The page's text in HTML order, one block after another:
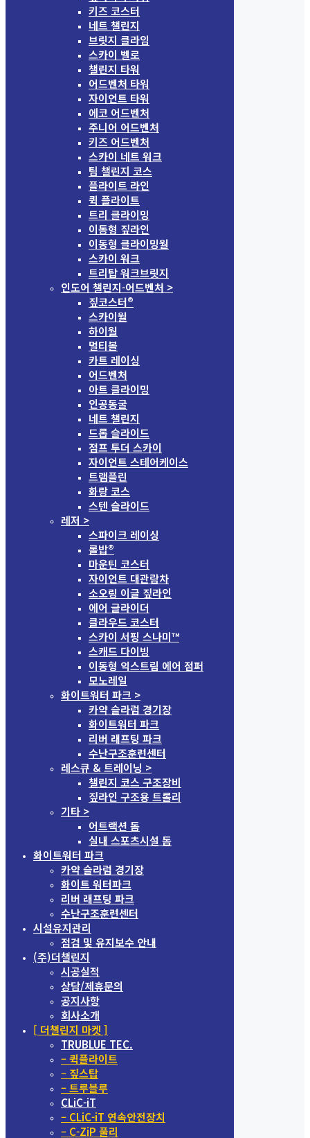
키즈 코스터
네트 챌린지
브릿지 클라임
스카이 벨로
챌린지 타워
어드벤처 타워
자이언트 타워
에코 어드벤처
주니어 어드벤처
키즈 어드벤처
스카이 네트 워크
팀 챌린지 코스
플라이트 라인
퀵 플라이트
트리 클라이밍
이동형 짚라인
이동형 클라이밍월
스카이 워크
트리탑 워크브릿지
인도어 챌린지-어드벤처 >
짚코스터®
스카이월
하이월
멀티볼
카트 레이싱
어드벤처
아트 클라이밍
인공동굴
네트 챌린지
드롭 슬라이드
점프 투더 스카이
자이언트 스테어케이스
트램플린
화랑 코스
스텐 슬라이드
레저 >
스파이크 레이싱
롤밥®
마운틴 코스터
자이언트 대관람차
소오링 이글 짚라인
에어 글라이더
클라우드 코스터
스카이 서핑 스나미™
스캐드 다이빙
이동형 익스트림 에어 점퍼
모노레일
화이트워터 파크 >
카약 슬라럼 경기장
화이트워터 파크
리버 래프팅 파크
수난구조훈련센터
레스큐 & 트레이닝 >
챌린지 코스 구조장비
짚라인 구조용 트롤리
기타 >
어트랙션 돔
실내 스포츠시설 돔
화이트워터 파크
카약 슬라럼 경기장
화이트 워터파크
리버 래프팅 파크
수난구조훈련센터
시설유지관리
점검 및 유지보수 안내
(주)더챌린지
시공실적
상담/제휴문의
공지사항
회사소개
[ 더챌린지 마켓 ]
TRUBLUE TEC.
– 퀵플라이트
– 짚스탑
– 트루블루
CLiC-iT
– CLiC-iT 연속안전장치
– C-ZiP 풀리